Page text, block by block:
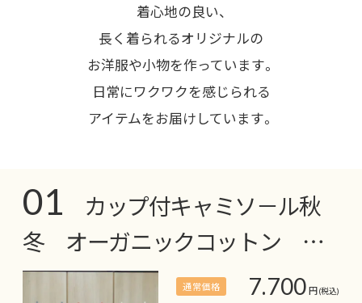
着心地の良い、
長く着られるオリジナルの
お洋服や小物を作っています。
日常にワクワクを感じられる
アイテムをお届けしています。
01
カップ付キャミソ－ル秋
冬 オーガニックコットン …
通常価格 7.700円(税込)